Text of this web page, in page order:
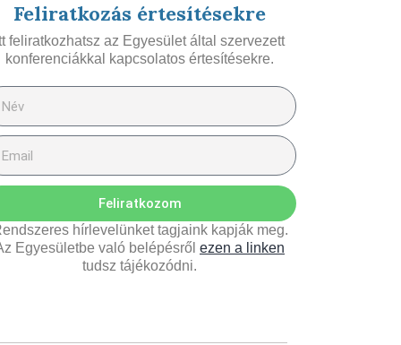
Feliratkozás értesítésekre
feliratkozhatsz az Egyesület által szervezett
konferenciákkal kapcsolatos értesítésekre.
Feliratkozom
hírlevelünket tagjaink kapják meg.
Egyesületbe való belépésről ezen a linken
tudsz tájékozódni.